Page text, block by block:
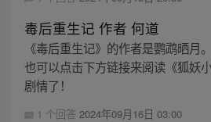
毒后重生记 作者 何道
《毒后重生记》的作者是鹦鹉晒月
也可以点击下方链接来阅读《狐妖
剧情了！
1 个回答 2024年09月16日 03:00